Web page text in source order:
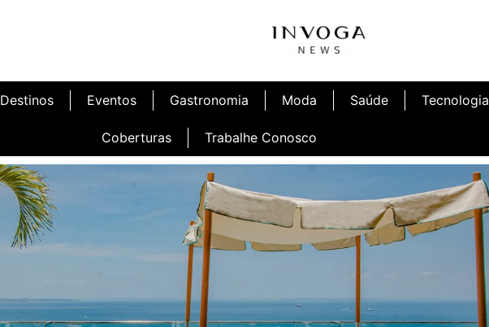
Destinos Eventos Gastronomia Moda Saúde Tecnologia
Coberturas Trabalhe Conosco
Inauguração Illa Café Inauguração Ninetto Fortaleza